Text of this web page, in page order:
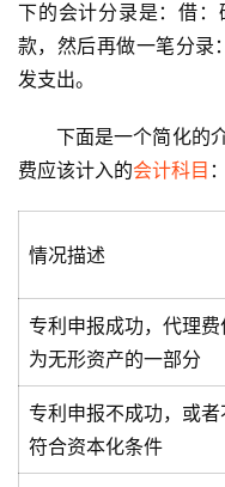
下的会计分录是：借
款，然后再做一笔分录
发支出。
下面是一个简化的
费应该计入的会计科目 ：
情况描述
专利申报成功，代理费
为无形资产的一部分
专利申报不成功，或者
符合资本化条件